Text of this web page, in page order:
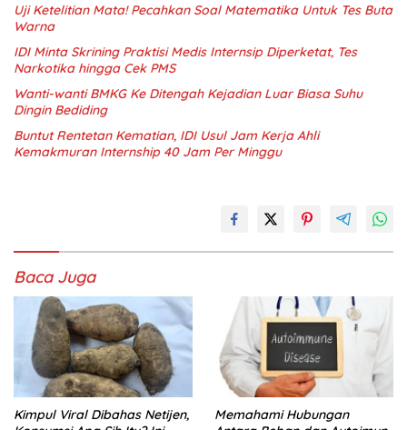
Uji Ketelitian Mata! Pecahkan Soal Matematika Untuk Tes Buta
Warna
IDI Minta Skrining Praktisi Medis Internsip Diperketat, Tes
Narkotika hingga Cek PMS
Wanti-wanti BMKG Ke Ditengah Kejadian Luar Biasa Suhu
Dingin Bediding
Buntut Rentetan Kematian, IDI Usul Jam Kerja Ahli
Kemakmuran Internship 40 Jam Per Minggu
Baca Juga
Kimpul Viral Dibahas Netijen,
Memahami Hubungan